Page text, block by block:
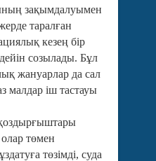
зақымдалуымен
таралған
кезең бір
созылады. Бұл
жануарлар да сал
малдар іш тастауы
төмен
төзімді, суда